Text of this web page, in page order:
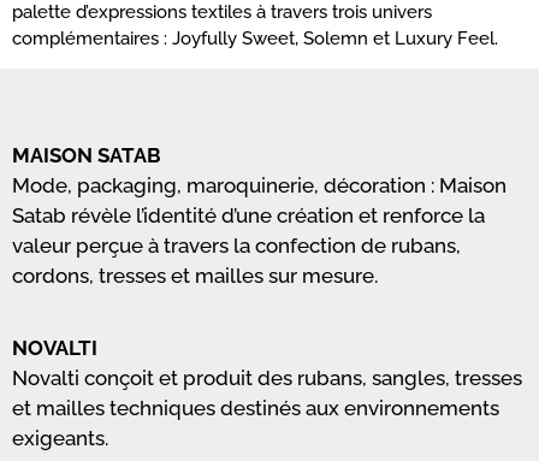
palette d’expressions textiles à travers trois univers
complémentaires : Joyfully Sweet, Solemn et Luxury Feel.
MAISON SATAB
Mode, packaging, maroquinerie, décoration : Maison
Satab révèle l’identité d’une création et renforce la
valeur perçue à travers la confection de rubans,
cordons, tresses et mailles sur mesure.
NOVALTI
Novalti conçoit et produit des rubans, sangles, tresses
et mailles techniques destinés aux environnements
exigeants.